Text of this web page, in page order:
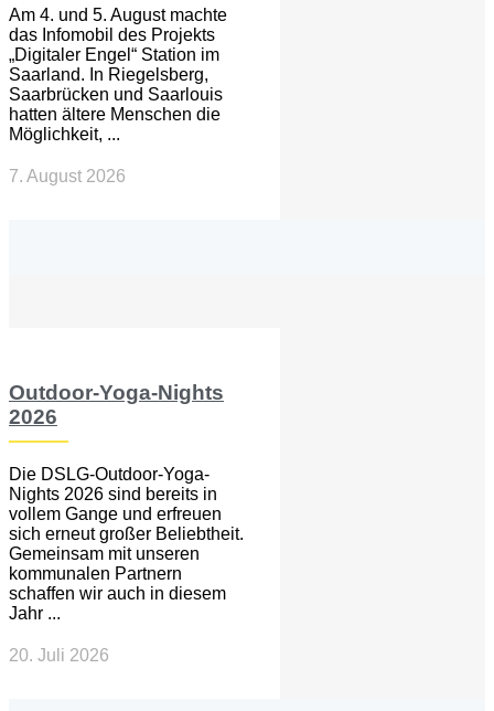
Am 4. und 5. August machte
das Infomobil des Projekts
„Digitaler Engel“ Station im
Saarland. In Riegelsberg,
Saarbrücken und Saarlouis
hatten ältere Menschen die
Möglichkeit, ...
7. August 2026
Outdoor-Yoga-Nights
2026
Die DSLG-Outdoor-Yoga-
Nights 2026 sind bereits in
vollem Gange und erfreuen
sich erneut großer Beliebtheit.
Gemeinsam mit unseren
kommunalen Partnern
schaffen wir auch in diesem
Jahr ...
20. Juli 2026